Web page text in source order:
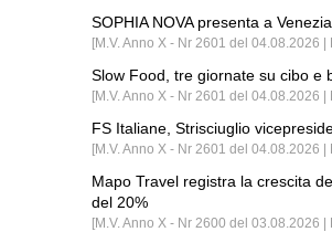
SOPHIA NOVA presenta a
[M.V. Anno X - Nr 2601 del 04.08.2026
Slow Food, tre giornate su cibo e
[M.V. Anno X - Nr 2601 del 04.08.2026 |
FS Italiane, Strisciuglio
[M.V. Anno X - Nr 2601 del 04.08.2026 |
Mapo Travel registra la crescita
del 20%
[M.V. Anno X - Nr 2600 del 03.08.2026 |